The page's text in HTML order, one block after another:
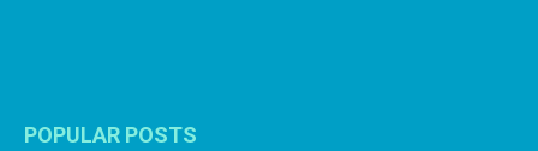
POPULAR POSTS